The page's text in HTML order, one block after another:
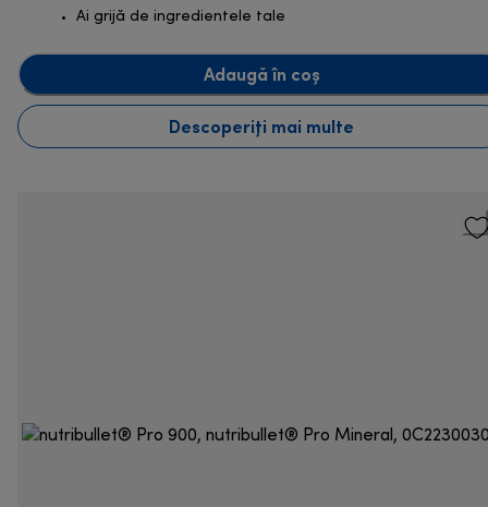
Ai grijă de ingredientele tale
Adaugă în coș
Descoperiți mai multe